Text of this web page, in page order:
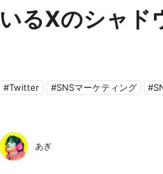
いるXのシャド
#Twitter #SNSマーケティング
あぎ